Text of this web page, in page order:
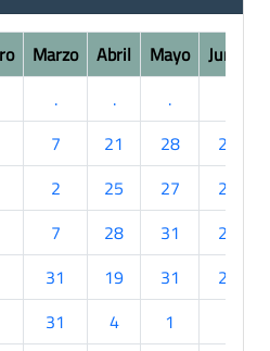
Marzo Abril Mayo Junio
. . .
7 21 28
25
2 25 27
26
7 28 31
23
31 19 31
24
31 4 1